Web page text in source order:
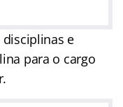
disciplinas e
para o cargo